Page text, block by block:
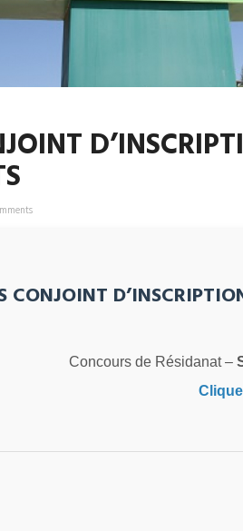
CONJOINT
Concours de Résidanat –